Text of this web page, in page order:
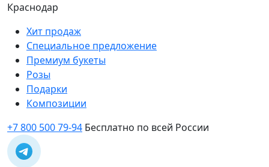
Краснодар
Хит продаж
Специальное предложение
Премиум букеты
Розы
Подарки
Композиции
+7 800 500 79-94 Бесплатно по всей России